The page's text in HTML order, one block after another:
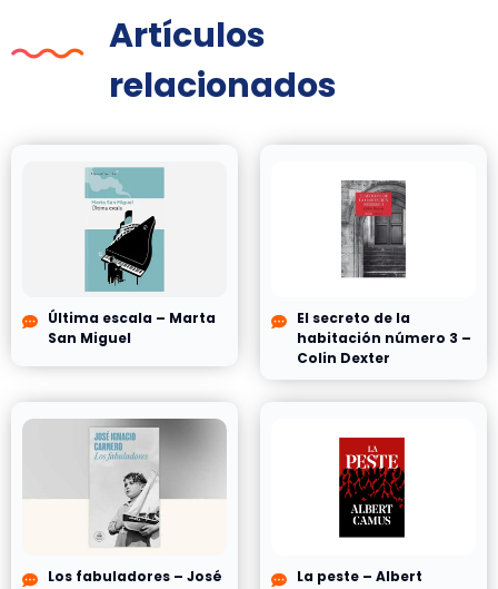
Artículos
relacionados
Última escala – Marta
San Miguel
El secreto de la
habitación número 3 –
Colin Dexter
Los fabuladores – José
La peste – Albert